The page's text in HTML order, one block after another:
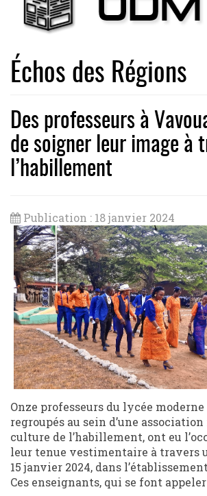
Échos des Régions
Des professeurs à
de soigner leur image à
l’habillement
Publication : 18 janvier 2024
Onze professeurs du lycée moderne
regroupés au sein d’une
culture de l’habillement, ont eu
leur tenue vestimentaire à travers
15 janvier 2024, dans
Ces enseignants, qui se font appeler